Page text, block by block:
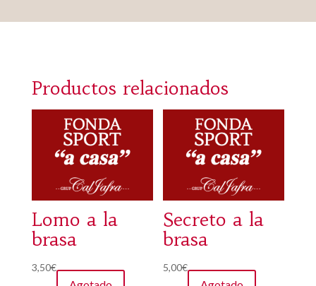
Productos relacionados
Lomo a la
brasa
3,50€
Secreto a la
brasa
5,00€